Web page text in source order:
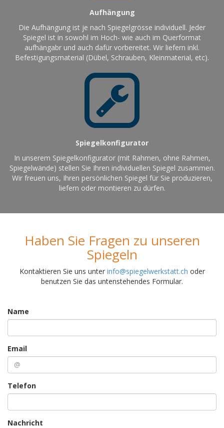
Aufhängung
Die Aufhängung ist je nach Spiegelgrösse individuell. Jeder
Spiegel ist in sowohl im Hoch- wie auch im Querformat
aufhängabr und auch dafür vorbereitet. Wir liefern inkl.
Befestigungsmaterial (Dübel, Schrauben, Kleinmaterial, etc).
Spiegelkonfigurator
In unserem Spiegelkonfigurator (mit Rahmen, ohne Rahmen,
Spiegelwände) stellen Sie Ihren individuellen Spiegel zusammen.
Wir freuen uns, Ihren persönlichen Spiegel für Sie produzieren,
liefern oder montieren zu dürfen.
Haben Sie Fragen zu unseren
Spiegeln
Kontaktieren Sie uns unter info@spiegelwerkstatt.ch oder
benutzen Sie das untenstehendes Formular.
Name
Email
Telefon
Nachricht